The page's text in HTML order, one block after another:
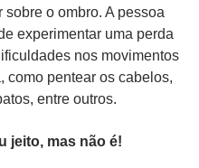
sobre o ombro. A pessoa
experimentar uma perda
nos movimentos
como pentear os cabelos,
entre outros.
jeito, mas não é!